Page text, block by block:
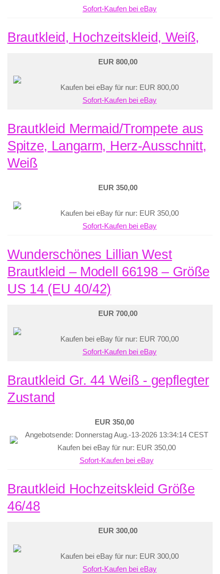
Sofort-Kaufen bei eBay
Brautkleid, Hochzeitskleid, Weiß,
EUR 800,00
Kaufen bei eBay für nur: EUR 800,00
Sofort-Kaufen bei eBay
Brautkleid Mermaid/Trompete aus
Spitze, Langarm, Herz-Ausschnitt,
Weiß
EUR 350,00
Kaufen bei eBay für nur: EUR 350,00
Sofort-Kaufen bei eBay
Wunderschönes Lillian West
Brautkleid – Modell 66198 – Größe
US 14 (EU 40/42)
EUR 700,00
Kaufen bei eBay für nur: EUR 700,00
Sofort-Kaufen bei eBay
Brautkleid Gr. 44 Weiß - gepflegter
Zustand
EUR 350,00
Angebotsende: Donnerstag Aug.-13-2026 13:34:14 CEST
Kaufen bei eBay für nur: EUR 350,00
Sofort-Kaufen bei eBay
Brautkleid Hochzeitskleid Größe
46/48
EUR 300,00
Kaufen bei eBay für nur: EUR 300,00
Sofort-Kaufen bei eBay